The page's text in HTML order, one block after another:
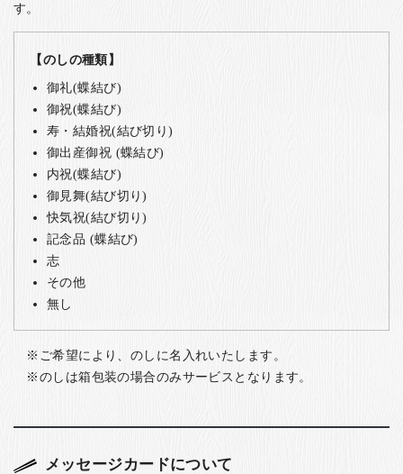
す。
【のしの種類】
御礼(蝶結び)
御祝(蝶結び)
寿・結婚祝(結び切り)
御出産御祝 (蝶結び)
内祝(蝶結び)
御見舞(結び切り)
快気祝(結び切り)
記念品 (蝶結び)
志
その他
無し
ご希望により、のしに名入れいたします。
のしは箱包装の場合のみサービスとなります。
メッセージカードについて